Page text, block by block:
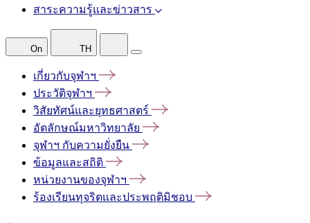
สาระความรู้และข่าวสาร
On TH
เกี่ยวกับจุฬาฯ
ประวัติจุฬาฯ
วิสัยทัศน์และยุทธศาสตร์
อัตลักษณ์มหาวิทยาลัย
จุฬาฯ กับความยั่งยืน
ข้อมูลและสถิติ
หน่วยงานของจุฬาฯ
ร้องเรียนทุจริตและประพฤติมิชอบ